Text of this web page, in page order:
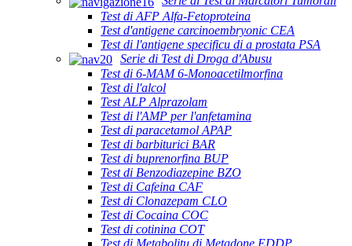
Test di AFP Alfa-Fetoproteina
Test d'antigene carcinoembryonic CEA
Test di l'antigene specificu di a prostata PSA
Serie di Test di Droga d'Abusu
Test di 6-MAM 6-Monoacetilmorfina
Test di l'alcol
Test ALP Alprazolam
Test di l'AMP per l'anfetamina
Test di paracetamol APAP
Test di barbiturici BAR
Test di buprenorfina BUP
Test di Benzodiazepine BZO
Test di Cafeina CAF
Test di Clonazepam CLO
Test di Cocaina COC
Test di cotinina COT
Test di Metabolitu di Metadone EDDP